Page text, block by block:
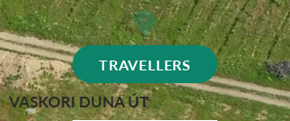
TRAVELLERS
VASKORI DUNA ÚT